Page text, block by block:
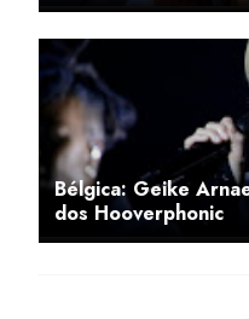
Bélgica: Geike
dos Hooverphonic